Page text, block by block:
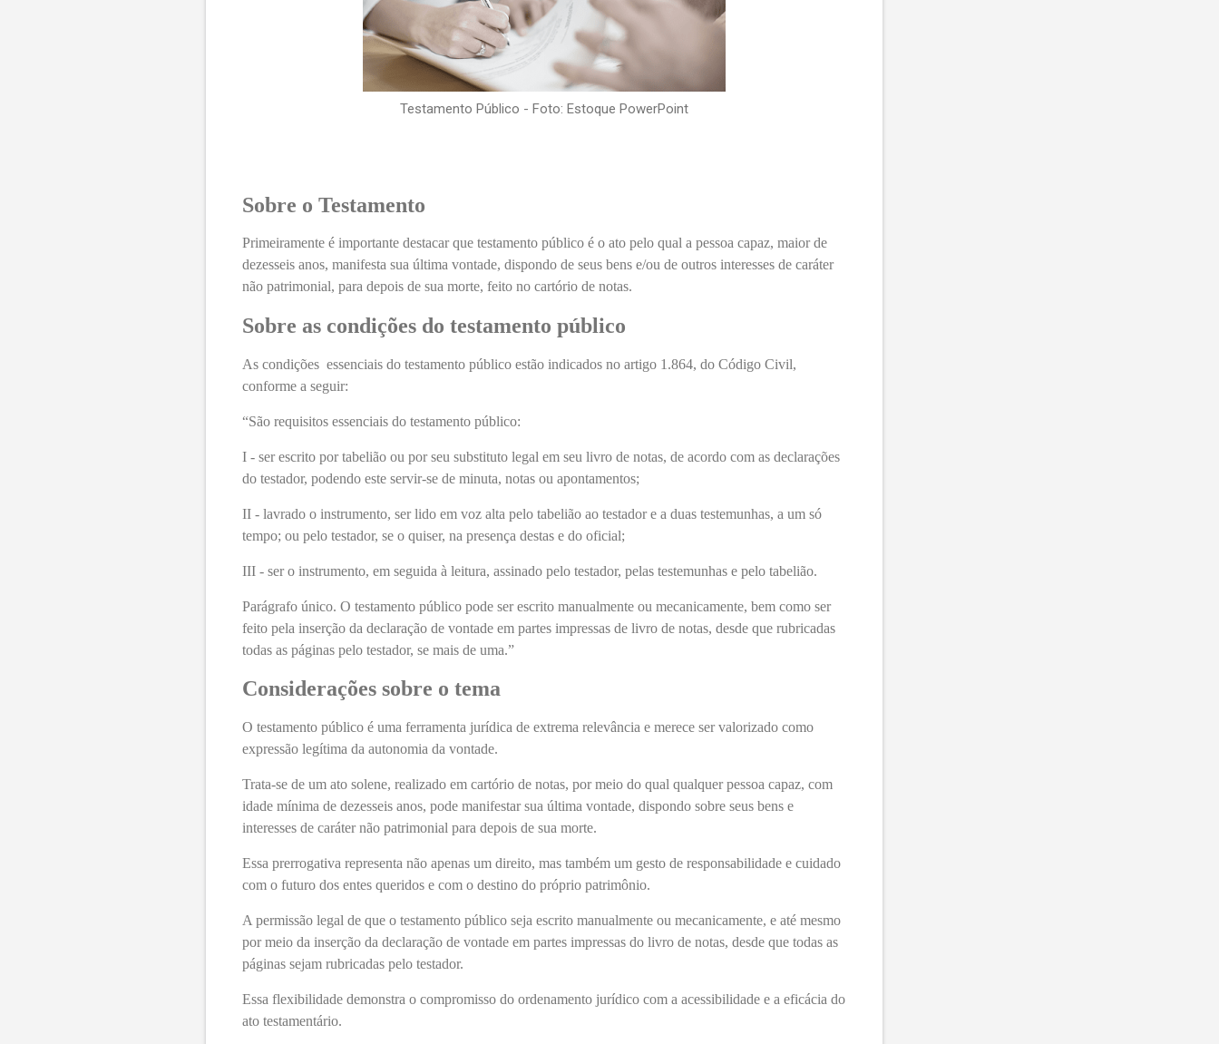
Testamento Público - Foto: Estoque PowerPoint
Sobre o Testamento
Primeiramente é importante destacar que testamento público é o ato pelo qual a pessoa capaz, maior de
dezesseis anos, manifesta sua última vontade, dispondo de seus bens e/ou de outros interesses de caráter
não patrimonial, para depois de sua morte, feito no cartório de notas.
Sobre as condições do testamento público
As condições essenciais do testamento público estão indicados no artigo 1.864, do Código Civil,
conforme a seguir:
“São requisitos essenciais do testamento público:
I - ser escrito por tabelião ou por seu substituto legal em seu livro de notas, de acordo com as declarações
do testador, podendo este servir-se de minuta, notas ou apontamentos;
II - lavrado o instrumento, ser lido em voz alta pelo tabelião ao testador e a duas testemunhas, a um só
tempo; ou pelo testador, se o quiser, na presença destas e do oficial;
III - ser o instrumento, em seguida à leitura, assinado pelo testador, pelas testemunhas e pelo tabelião.
Parágrafo único. O testamento público pode ser escrito manualmente ou mecanicamente, bem como ser
feito pela inserção da declaração de vontade em partes impressas de livro de notas, desde que rubricadas
todas as páginas pelo testador, se mais de uma.”
Considerações sobre o tema
O testamento público é uma ferramenta jurídica de extrema relevância e merece ser valorizado como
expressão legítima da autonomia da vontade.
Trata-se de um ato solene, realizado em cartório de notas, por meio do qual qualquer pessoa capaz, com
idade mínima de dezesseis anos, pode manifestar sua última vontade, dispondo sobre seus bens e
interesses de caráter não patrimonial para depois de sua morte.
Essa prerrogativa representa não apenas um direito, mas também um gesto de responsabilidade e cuidado
com o futuro dos entes queridos e com o destino do próprio patrimônio.
A permissão legal de que o testamento público seja escrito manualmente ou mecanicamente, e até mesmo
por meio da inserção da declaração de vontade em partes impressas do livro de notas, desde que todas as
páginas sejam rubricadas pelo testador.
Essa flexibilidade demonstra o compromisso do ordenamento jurídico com a acessibilidade e a eficácia do
ato testamentário.